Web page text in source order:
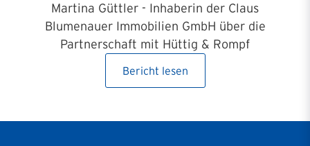
Martina Güttler - Inhaberin der Claus
Blumenauer Immobilien GmbH über die
Partnerschaft mit Hüttig & Rompf
Bericht lesen